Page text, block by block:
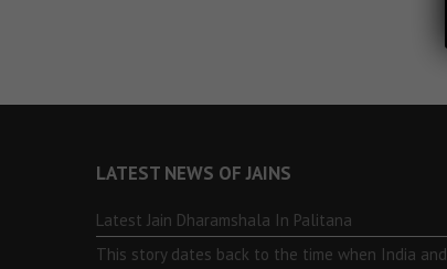
LATEST NEWS OF JAINS
Latest Jain Dharamshala In Palitana
This story dates back to the time when India and